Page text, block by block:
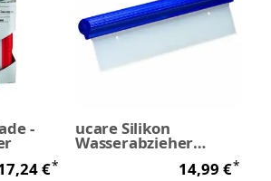
-
€*
ucare Silikon
Wasserabzieher
14,99 €*